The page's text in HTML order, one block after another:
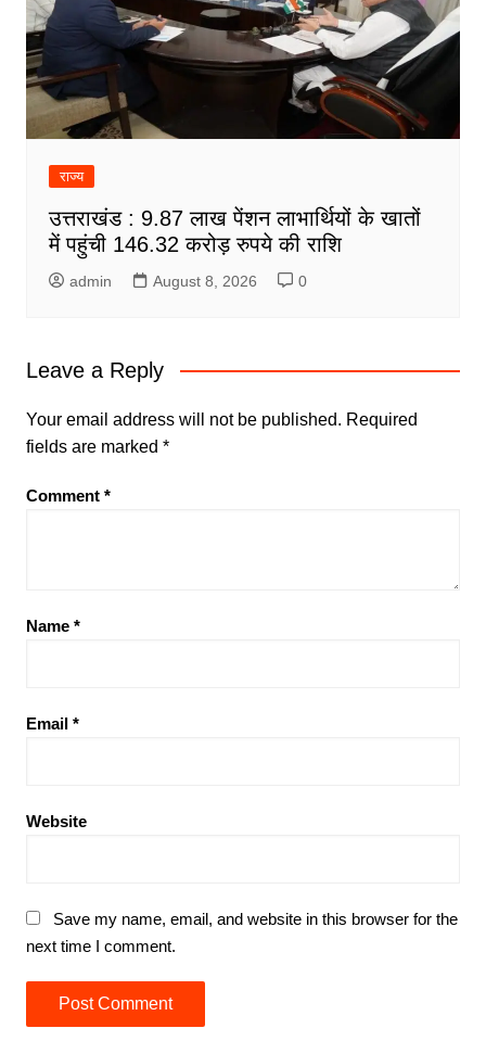
राज्य
उत्तराखंड : 9.87 लाख पेंशन लाभार्थियों के खातों
में पहुंची 146.32 करोड़ रुपये की राशि
admin August 8, 2026 0
Leave a Reply
Your email address will not be published. Required
fields are marked *
Comment *
Name *
Email *
Website
Save my name, email, and website in this browser for the
next time I comment.